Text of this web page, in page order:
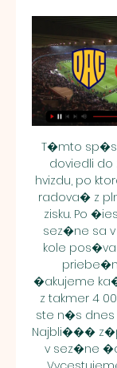
T�mto
doviedli
hvizdu, po
radova� z
zisku. Po
sez�ne sa v
kole
�akujeme
z takmer 4
ste n�s
Najbli���
v sez�ne